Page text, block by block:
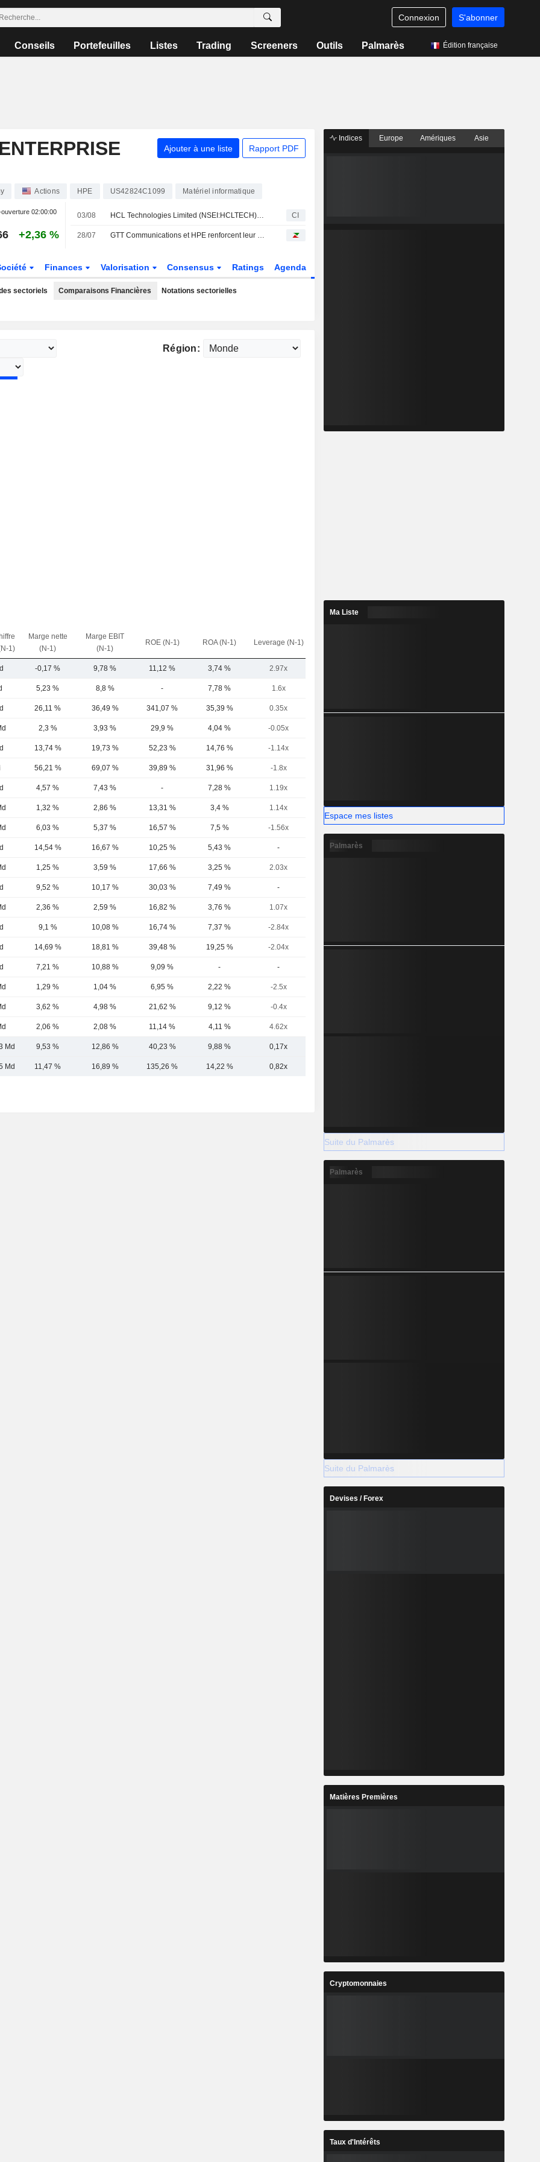
Connexion S'abonner
Conseils Portefeuilles Listes Trading Screeners Outils Palmarès Édition française
Ajouter à une liste Rapport PDF
Actions HPE US42824C1099 Matériel informatique
ouverture02:00:00
+2,36 %
03/08 HCL Technologies Limited (NSEI:HCLTECH) a finalisé l'acquisition de l'activité Telco Solutions de Hewlett Packard Enterprise Company (NYSE:HPE). CI
28/07 GTT Communications et HPE renforcent leur partenariat
Finances Valorisation Consensus Ratings Agenda
sectoriels Comparaisons Financières Notations sectorielles
Région:
1)
Marge nette
(N-1)
Marge EBIT
(N-1)
ROE (N-1) ROA (N-1) Leverage (N-1)
-0,17 % 9,78 % 11,12 % 3,74 % 2.97x
5,23 % 8,8 % - 7,78 % 1.6x
26,11 % 36,49 % 341,07 % 35,39 % 0.35x
2,3 % 3,93 % 29,9 % 4,04 % -0.05x
13,74 % 19,73 % 52,23 % 14,76 % -1.14x
56,21 % 69,07 % 39,89 % 31,96 % -1.8x
4,57 % 7,43 % - 7,28 % 1.19x
1,32 % 2,86 % 13,31 % 3,4 % 1.14x
6,03 % 5,37 % 16,57 % 7,5 % -1.56x
14,54 % 16,67 % 10,25 % 5,43 % -
1,25 % 3,59 % 17,66 % 3,25 % 2.03x
9,52 % 10,17 % 30,03 % 7,49 % -
2,36 % 2,59 % 16,82 % 3,76 % 1.07x
9,1 % 10,08 % 16,74 % 7,37 % -2.84x
14,69 % 18,81 % 39,48 % 19,25 % -2.04x
7,21 % 10,88 % 9,09 % - -
1,29 % 1,04 % 6,95 % 2,22 % -2.5x
3,62 % 4,98 % 21,62 % 9,12 % -0.4x
2,06 % 2,08 % 11,14 % 4,11 % 4.62x
Md 9,53 % 12,86 % 40,23 % 9,88 % 0,17x
Md 11,47 % 16,89 % 135,26 % 14,22 % 0,82x
Indices Europe Amériques Asie
Ma Liste
Espace mes listes
Palmarès
Suite du Palmarès
Palmarès
Suite du Palmarès
Devises / Forex
Matières Premières
Cryptomonnaies
Taux d'Intérêts